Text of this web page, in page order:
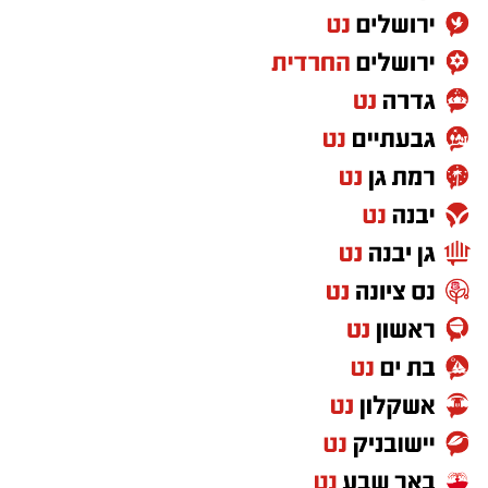
במה אחת אמן הרגש בנצי שטיין, הקומזיצר והיוצר
יצחק בן ארזה והזמר החסידי שמוליק קליין בליווי
תזמורת מורחבת בניצוחו של מאסטרו דני אבידני.
הערב נפתח בשירה אדירה תוך השתתפות פעילה
של הקהל הרב ששר יחד עם האמנים שירי רגש
ודבקות, כאשר בהמשך הפך האולם לרחבת